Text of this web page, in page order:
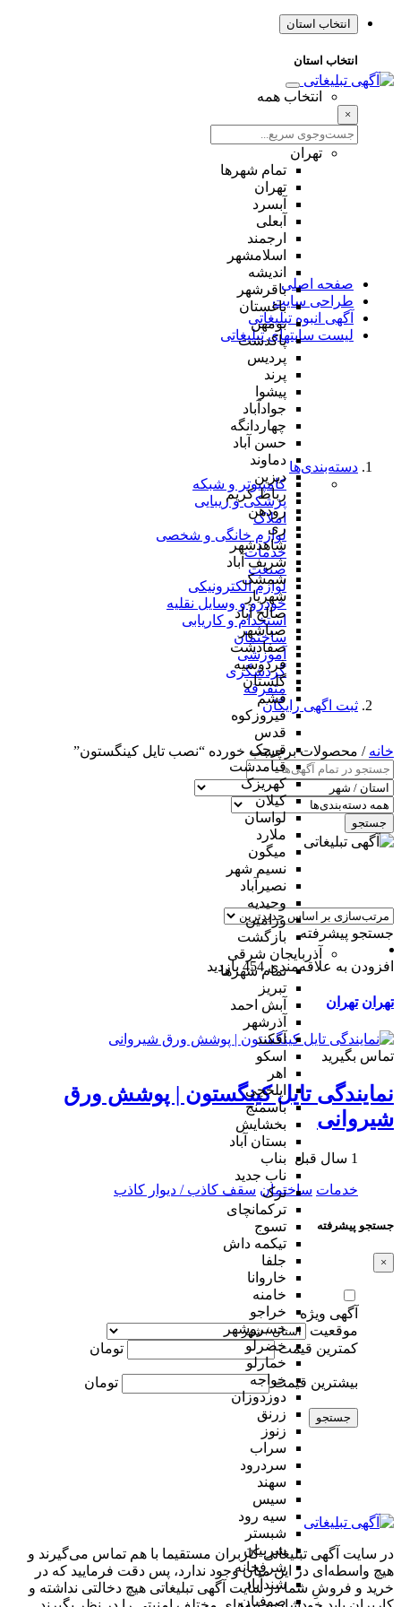
انتخاب استان
انتخاب استان
انتخاب همه
×
تهران
تمام شهر‌ها
تهران
آبسرد
آبعلی
ارجمند
اسلامشهر
اندیشه
باقرشهر
باغستان
بومهن
پاکدشت
پردیس
پرند
پیشوا
جوادآباد
چهاردانگه
حسن آباد
دماوند
دیزین
رباط کریم
رودهن
ری
شاهدشهر
شریف آباد
شمشک
شهریار
صالح آباد
صباشهر
صفادشت
فردوسیه
گلستان
فشم
فیروزکوه
قدس
قرچک
قیامدشت
کهریزک
کیلان
لواسان
ملارد
میگون
نسیم شهر
نصیرآباد
وحیدیه
ورامین
بازگشت
آذربایجان شرقی
تمام شهر‌ها
تبریز
آبش احمد
آذرشهر
آقکند
اسکو
اهر
ایلخچی
باسمنج
بخشایش
بستان آباد
بناب
ناب جدید
ترک
ترکمانچای
تسوج
تیکمه داش
جلفا
خاروانا
خامنه
خراجو
خسروشهر
خضرلو
خمارلو
خواجه
دوزدوزان
زرنق
زنوز
سراب
سردرود
سهند
سیس
سیه رود
شبستر
شربیان
شرفخانه
شندآباد
صوفیان
صفحه اصلی
طراحی سایت
آگهی انبوه تبلیغاتی
لیست سایتهای تبلیغاتی
دسته‌بندی‌ها
کامپیوتر و شبکه
پزشکی و زیبایی
املاک
لوازم خانگی و شخصی
خدمات
صنعت
لوازم الکترونیکی
خودرو و وسایل نقلیه
استخدام و کاریابی
ساختمان
آموزشی
گردشگری
متفرقه
ثبت اگهی رایگان
خانه / محصولات برچسب خورده “نصب تایل‌ کینگستون”
جستجو
جستجو پیشرفته
افزودن به علاقه‌مندی 454 بازدید
تهران تهران
تماس بگیرید
نمایندگی تایل کینگستون | پوشش ورق
شیروانی
1 سال قبل
خدمات ساختمان سقف کاذب / دیوار کاذب
جستجو پیشرفته
×
آگهی ویژه
موقعیت
کمترین قیمت
تومان
بیشترین قیمت تومان
جستجو
در سایت آگهی تبلیغاتی کاربران مستقیما با هم تماس می‌گیرند و
هیچ واسطه‌ای در این میان وجود ندارد، پس دقت فرمایید که در
خرید و فروشِ شما در سایت آگهی تبلیغاتی هیچ دخالتی نداشته و